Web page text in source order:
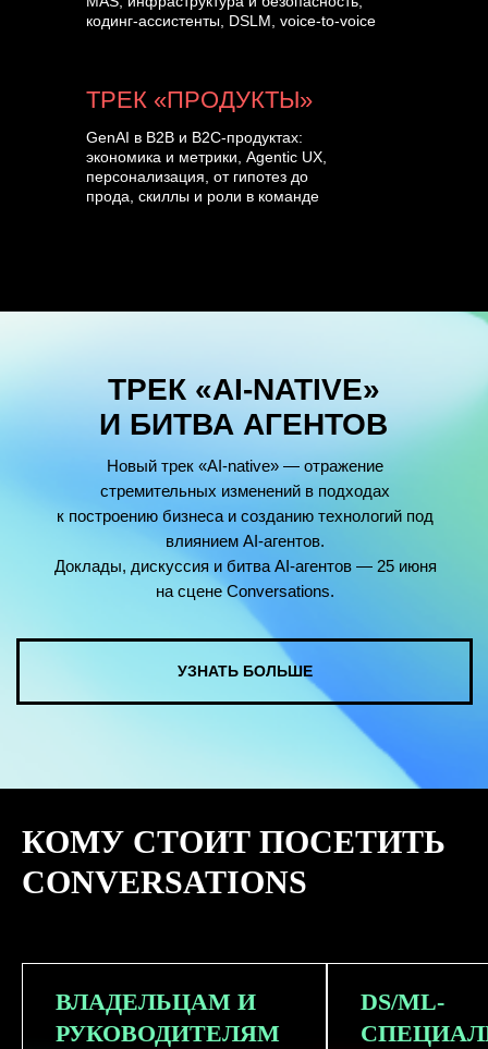
ТРЕК «ПРОДУКТЫ»
GenAI в B2B и B2C-продуктах:
экономика и метрики, Agentic UX,
персонализация, от гипотез до
прода, скиллы и роли в команде
кодинг-ассистенты, DSLM, voice-to-voice
КОМУ СТОИТ ПОСЕТИТЬ
CONVERSATIONS
ВЛАДЕЛЬЦАМ И
РУКОВОДИТЕЛЯМ
DS/ML-
СМОТРЕТЬ ВСЕ ФОТО